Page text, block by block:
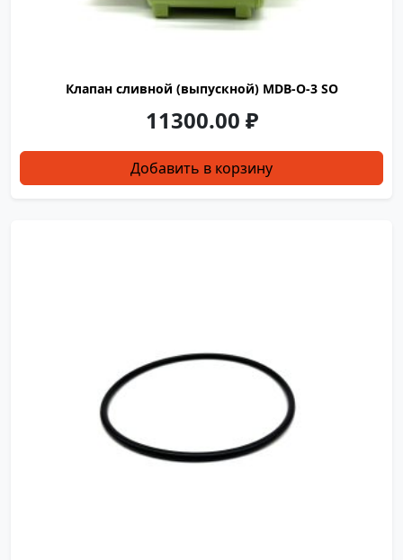
Клапан сливной (выпускной) MDB-O-3 SO
11300.00 ₽
Добавить в корзину